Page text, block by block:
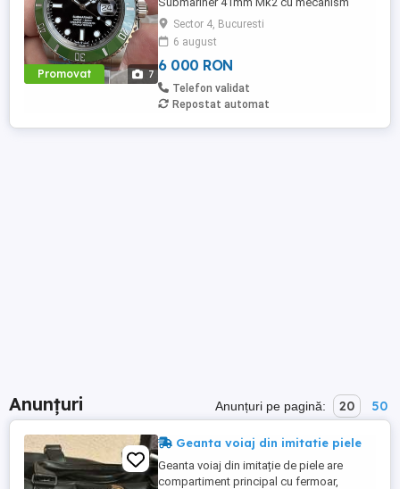
Promovat 7
JH3235 Superclone Free Sprung
MIȘCAMENT: Mecanism automat Asia
JingHe Super Clone JH3235, 28800 bph
cu rotor complet decorat și punți și plăci
ca Rolex Calibre 3235 original DIAMETRU
CARCASĂ: 41mm GROSIME: 12.5mm
CULOARE CADRAN: Cadran ...
Sector 4, Bucuresti
6 august
6 000 RON
Telefon validat
Repostat automat
Anunțuri Anunțuri pe pagină: 20 50
Geanta voiaj din imitatie piele
Geanta voiaj din imitație de piele are
compartiment principal cu fermoar,